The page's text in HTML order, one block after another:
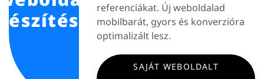
referenciákat. Új weboldalad
mobilbarát, gyors és konverzióra
optimalizált lesz.
SAJÁT WEBOLDALT